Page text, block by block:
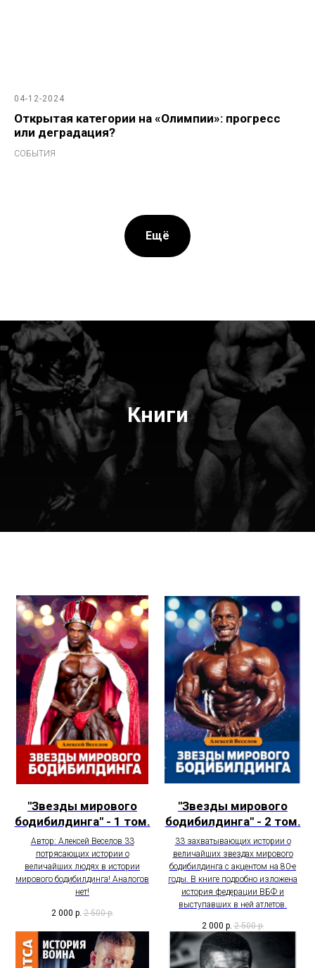
04-12-2024
Открытая категории на «Олимпии»: прогресс
или деградация?
СОБЫТИЯ
Ещё
Книги
"Звезды мирового
бодибилдинга" - 1 том.
Автор: Алексей Веселов 33
потрясающих истории о
величайших людях в истории
мирового бодибилдинга! Аналогов
нет!
2 000 р. 2 500 р.
"Звезды мирового
бодибилдинга" - 2 том.
33 захватывающих истории о
величайших звездах мирового
бодибилдинга с акцентом на 80-е
годы. В книге подробно изложена
история федерации ВБФ и
выступавших в ней атлетов.
2 000 р. 2 500 р.